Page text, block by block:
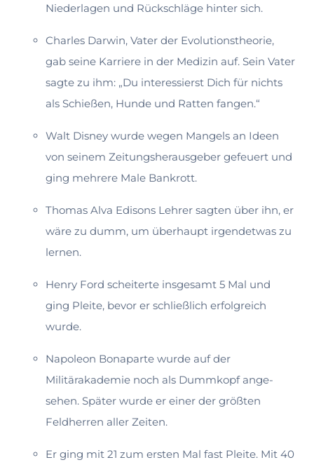
Niederlagen und Rückschläge hinter sich.
Charles Darwin, Vater der Evolutionstheorie,
gab seine Karriere in der Medizin auf. Sein Vater
sagte zu ihm: „Du interessierst Dich für nichts
als Schießen, Hunde und Ratten fangen.“
Walt Disney wurde wegen Mangels an Ideen
von seinem Zeitungsherausge­ber gefeuert und
ging mehrere Male Bankrott.
Thomas Alva Edisons Lehrer sagten über ihn, er
wäre zu dumm, um über­haupt irgendetwas zu
lernen.
Henry Ford scheiterte insgesamt 5 Mal und
ging Pleite, bevor er schließlich er­folgreich
wurde.
Napoleon Bonaparte wurde auf der
Militärakademie noch als Dummkopf ange­
sehen. Später wurde er einer der größten
Feldherren aller Zeiten.
Er ging mit 21 zum ersten Mal fast Pleite. Mit 40